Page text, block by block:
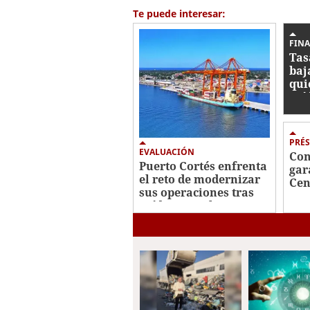
1
minute,
56
Te puede interesar:
EVALUACIÓN
Puerto Cortés enfrenta
el reto de modernizar
sus operaciones tras
caída en ranking